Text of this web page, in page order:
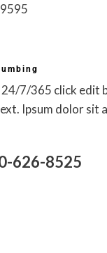
24/7/365 click edit
Ipsum dolor sit
626-8525